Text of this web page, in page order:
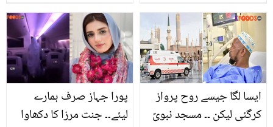
سستا اور بہترین
موسچرائزنگ لوشن بنائیں
ڈاکٹر بلقیس کے بتائے ہوئے
طریقے سے
خاص چیز ڈالتی ہیں جو ہر
کوئی جاننا چاہتا ہے؟
دیکھیں
پورا جہاز صرف ہمارے
لیئے۔۔ جنت مرزا کا دکھاوا
ایسا لگا جیسے روح پرواز
کرگئی لیکن ۔۔ مسجد نبویؐ